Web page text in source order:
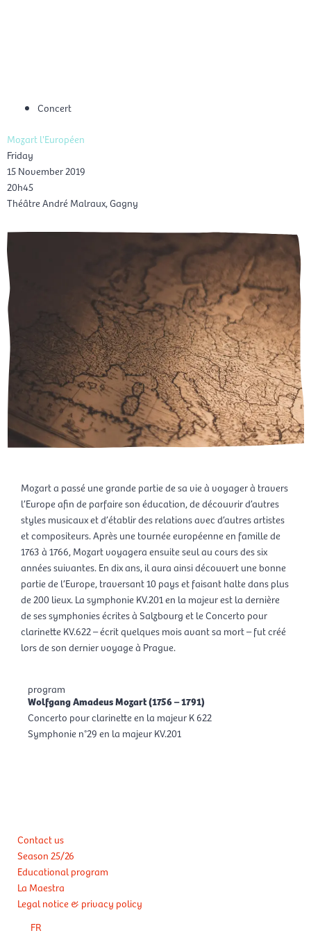
Concert
Mozart l'Européen
Friday
15 November 2019
20h45
Théâtre André Malraux, Gagny
Mozart a passé une grande partie de sa vie à voyager à travers
l’Europe afin de parfaire son éducation, de découvrir d’autres
styles musicaux et d’établir des relations avec d’autres artistes
et compositeurs. Après une tournée européenne en famille de
1763 à 1766, Mozart voyagera ensuite seul au cours des six
années suivantes. En dix ans, il aura ainsi découvert une bonne
partie de l’Europe, traversant 10 pays et faisant halte dans plus
de 200 lieux. La symphonie KV.201 en la majeur est la dernière
de ses symphonies écrites à Salzbourg et le Concerto pour
clarinette KV.622 – écrit quelques mois avant sa mort – fut créé
lors de son dernier voyage à Prague.
program
Wolfgang Amadeus Mozart (1756 – 1791)
Concerto pour clarinette en la majeur K 622
Symphonie n°29 en la majeur KV.201
Contact us
Season 25/26
Educational program
La Maestra
Legal notice & privacy policy
FR